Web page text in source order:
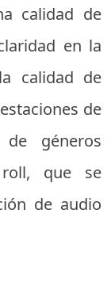
calidad de
en la
calidad de
de
géneros
que se
de audio